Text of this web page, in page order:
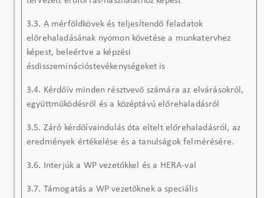
3.3. A mérföldkövek és teljesítendő feladatok
előrehaladásának nyomon követése a munkatervhez
képest, beleértve a képzési
ésdisszeminációstevékenységeket is
3.4. Kérdőív minden résztvevő számára az elvárásokról,
együttműködésről és a középtávú előrehaladásról
3.5. Záró kérdőívaindulás óta eltelt előrehaladásról, az
eredmények értékelése és a tanulságok felmérésére.
3.6. Interjúk a WP vezetőkkel és a HERA-val
3.7. Támogatás a WP vezetőknek a speciális